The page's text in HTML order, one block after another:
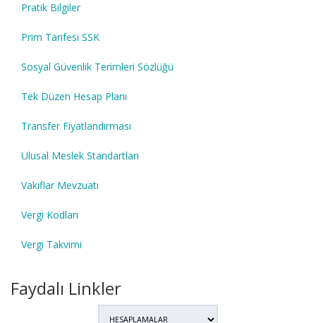
Pratik Bilgiler
Prim Tarifesi SSK
Sosyal Güvenlik Terimleri Sözlüğü
Tek Düzen Hesap Planı
Transfer Fiyatlandırması
Ulusal Meslek Standartları
Vakıflar Mevzuatı
Vergi Kodları
Vergi Takvimi
Faydalı Linkler